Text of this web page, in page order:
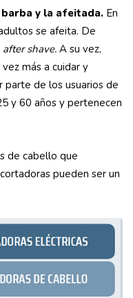
y la afeitada. En
se afeita. De
after shave. A su vez,
más a cuidar y
parte de los usuarios de
y 60 años y pertenecen
de cabello que
pueden ser un